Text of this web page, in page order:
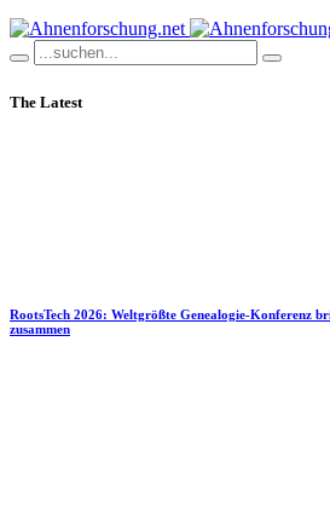
The Latest
RootsTech 2026: Weltgrößte Genealogie-Konferenz
zusammen